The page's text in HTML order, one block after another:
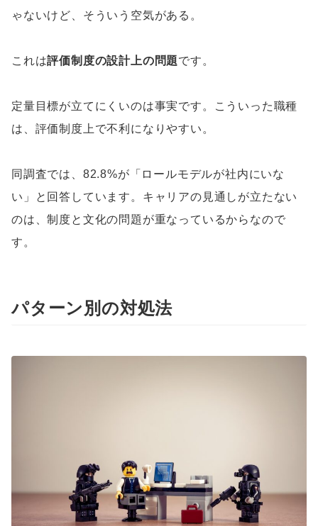
ゃないけど、そういう空気がある。
これは評価制度の設計上の問題です。
定量目標が立てにくいのは事実です。こういった職種
は、評価制度上で不利になりやすい。
同調査では、82.8%が「ロールモデルが社内にいな
い」と回答しています。キャリアの見通しが立たない
のは、制度と文化の問題が重なっているからなので
す。
パターン別の対処法